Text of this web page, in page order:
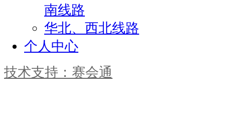
南线路
华北、西北线路
个人中心
技术支持：赛会通